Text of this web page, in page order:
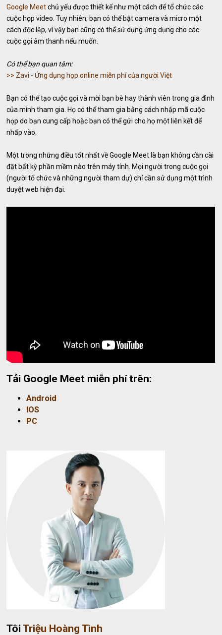
Google Meetchủ yếu được thiết kế như một cách để tổ chức các
cuộc họp video. Tuy nhiên, bạn có thể bật camera và micro một
cách độc lập, vì vậy bạn cũng có thể sử dụng ứng dụng cho các
cuộc gọi âm thanh nếu muốn.
Có thể bạn quan tâm:
>> Zavi - Ứng dụng họp online miễn phí của người Việt
Bạn có thể tạo cuộc gọi và mời bạn bè hay thành viên trong gia đình
của mình tham gia. Họ có thể tham gia bằng cách nhập mã cuộc
họp do bạn cung cấp hoặc bạn có thể gửi cho họ một liên kết để
nhấp vào.
Một trong những điều tốt nhất về Google Meet là bạn không cần cài
đặt bất kỳ phần mềm nào trên máy tính. Mọi người trong cuộc gọi
(người tổ chức và những người tham dự) chỉ cần sử dụng một trình
duyệt web hiện đại.
Tải Google Meet miễn phí trên:
Android
IOS
PC
TôiTriệu Hoàng Tình